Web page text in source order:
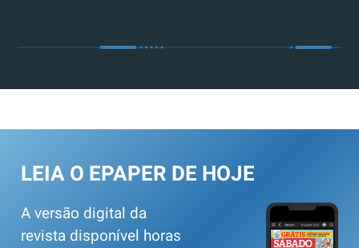
LEIA O EPAPER DE HOJE
A versão digital da
revista disponível horas